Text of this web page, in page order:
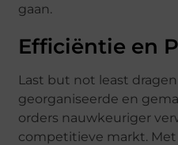
gaan.
Efficiëntie en
Last but not least
georganiseerde en
orders nauwkeuriger
competitieve markt.